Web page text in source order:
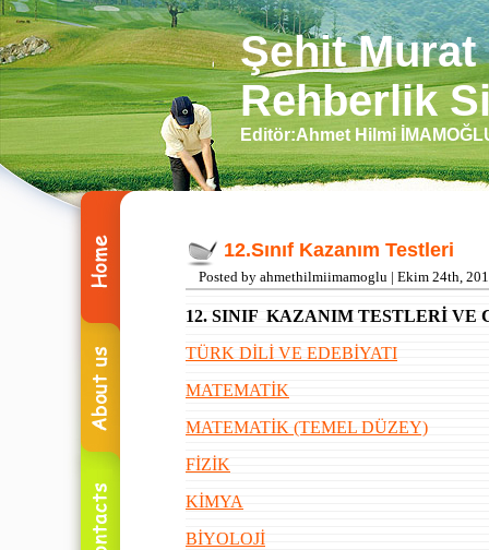
Şehit
Rehberlik
Editör:Ahmet Hilmi
12.Sınıf Kazanım Testleri
Posted by ahmethilmiimamoglu | Ekim 24th,
12. SINIF KAZANIM TESTLERİ VE
TÜRK DİLİ VE EDEBİYATI
MATEMATİK
MATEMATİK (TEMEL DÜZEY)
FİZİK
KİMYA
BİYOLOJİ